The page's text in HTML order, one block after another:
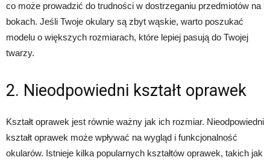
co może prowadzić do trudności w dostrzeganiu przedmiotów na
bokach. Jeśli Twoje okulary są zbyt wąskie, warto poszukać
modelu o większych rozmiarach, które lepiej pasują do Twojej
twarzy.
2. Nieodpowiedni kształt oprawek
Kształt oprawek jest równie ważny jak ich rozmiar. Nieodpowiedni
kształt oprawek może wpływać na wygląd i funkcjonalność
okularów. Istnieje kilka popularnych kształtów oprawek, takich jak